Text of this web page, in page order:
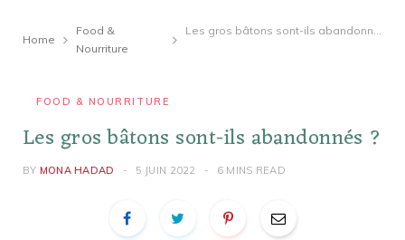
Home
Food &
Nourriture
Les gros bâtons sont-ils abandonnés ?
FOOD & NOURRITURE
Les gros bâtons sont-ils abandonnés ?
BY MONA HADAD 5 JUIN 2022 6 MINS READ